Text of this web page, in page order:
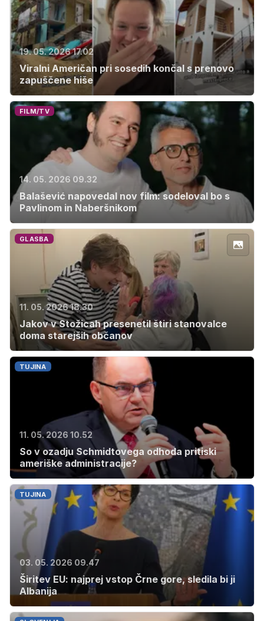
19. 05. 2026 17.02
Viralni Američan pri sosedih končal s prenovo
zapuščene hiše
FILM/TV
14. 05. 2026 09.32
Balašević napovedal nov film: sodeloval bo s
Pavlinom in Naberšnikom
GLASBA
11. 05. 2026 18.30
Jakov v Stožicah presenetil štiri stanovalce
doma starejših občanov
TUJINA
11. 05. 2026 10.52
So v ozadju Schmidtovega odhoda pritiski
ameriške administracije?
TUJINA
03. 05. 2026 09.47
Širitev EU: najprej vstop Črne gore, sledila bi ji
Albanija